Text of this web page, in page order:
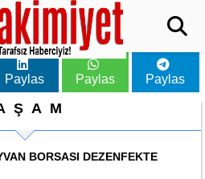
Paylas Paylas Paylas
BORSASI DEZENFEKTE